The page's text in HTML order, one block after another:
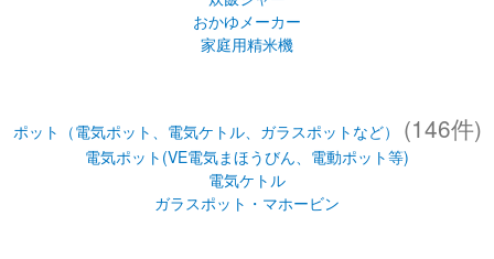
家庭用精米機
ガラスポット・マホービン
水筒 （ステンレスボトルなど） ・ステンレスタンブラー